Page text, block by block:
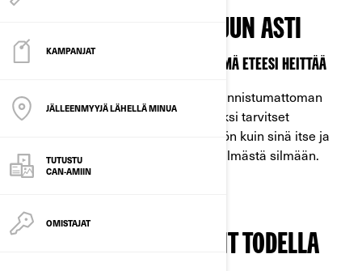
KAMPANJAT
JÄLLEENMYYJÄ LÄHELLÄ MINUA
TUTUSTU
CAN-AMIIN
OMISTAJAT
PYSÄYTTÄMÄTÖN LOPPUUN ASTI
SELVIYDY KAIKISTA ESTEISTÄ, JOITA ELÄMÄ ETEESI HEITTÄÄ
Ennustamattomat päivät kohtaavat lannistumattoman
henkesi ja horjumattoman tahtosi. Siksi tarvitset
ajoneuvon, joka on yhtä pysäyttämätön kuin sinä itse ja
valmis kohtaamaan kaikki haasteet silmästä silmään.
AJONEUVOJA, JOIHIN VOIT TODELLA